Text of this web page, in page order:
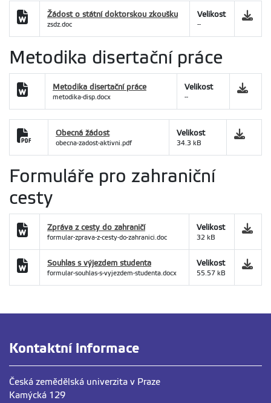
Žádost o státní doktorskou zkoušku
zsdz.doc
Velikost
--
Metodika disertační práce
Metodika disertační práce
metodika-disp.docx
Velikost
--
Obecná žádost
obecna-zadost-aktivni.pdf
Velikost
34.3 kB
Formuláře pro zahraniční
cesty
Zpráva z cesty do zahraničí
formular-zprava-z-cesty-do-zahranici.doc
Velikost
32 kB
Souhlas s výjezdem studenta
formular-souhlas-s-vyjezdem-studenta.docx
Velikost
55.57 kB
Kontaktní informace
Česká zemědělská univerzita v Praze
Kamýcká 129